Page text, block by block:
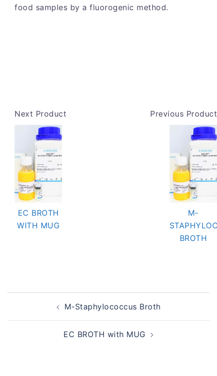
food samples by a fluorogenic method.
Next Product
EC BROTH
WITH MUG
Previous Product
M-
BROTH
navigationM-Staphylococcus Broth
EC BROTH with MUG